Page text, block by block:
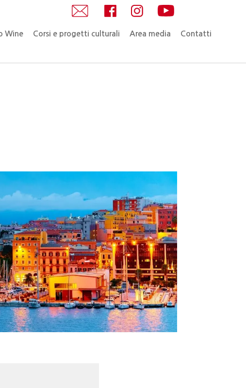
Wine Corsi e progetti culturali Area media Contatti